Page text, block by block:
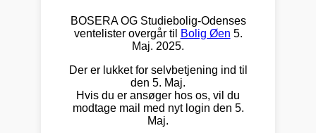
BOSERA OG Studiebolig-Odenses
ventelister overgår til
Bolig Øen 5.
Maj. 2025.
Der er lukket for selvbetjening ind til
den 5. Maj.
Hvis du er ansøger hos os, vil du
modtage mail med nyt login den 5.
Maj.